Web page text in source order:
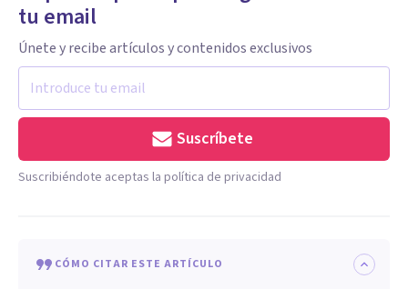
tu email
Únete y recibe artículos y contenidos exclusivos
Suscríbete
Suscribiéndote aceptas la política de privacidad
CÓMO CITAR ESTE ARTÍCULO